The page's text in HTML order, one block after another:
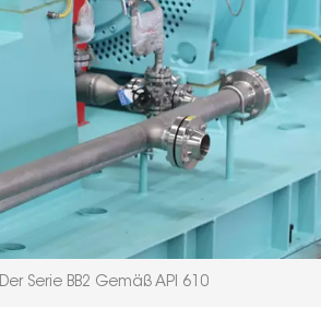
Serie BB2 Gemäß API 610